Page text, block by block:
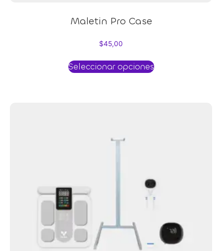
Maletin Pro Case
$45,00
Seleccionar opciones